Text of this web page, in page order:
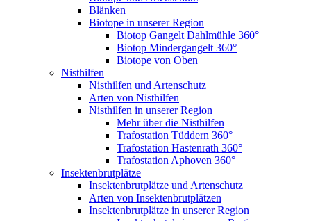
Blänken
Biotope in unserer Region
Biotop Gangelt Dahlmühle 360°
Biotop Mindergangelt 360°
Biotope von Oben
Nisthilfen
Nisthilfen und Artenschutz
Arten von Nisthilfen
Nisthilfen in unserer Region
Mehr über die Nisthilfen
Trafostation Tüddern 360°
Trafostation Hastenrath 360°
Trafostation Aphoven 360°
Insektenbrutplätze
Insektenbrutplätze und Artenschutz
Arten von Insektenbrutplätzen
Insektenbrutplätze in unserer Region